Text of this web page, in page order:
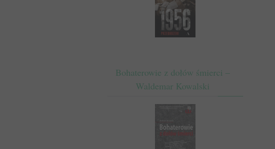
Bohaterowie z dołów śmierci –
Waldemar Kowalski